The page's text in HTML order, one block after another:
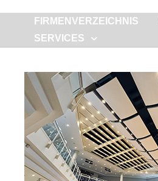
FIRMENVERZEICHNIS
SERVICES